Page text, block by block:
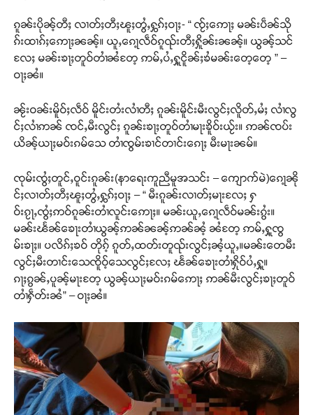
ၵူၼ်းပိုၼ့်တီႈ လၢတ်ႈတီႈၽူႈတွႆႇႁွၵ်ႈဝႃႈ- “ ၸႂ်ႈဢေႃႈ မၼ်းပဵၼ်သို
ၵ်းထၢၵ်ႈဢေႃႈၼၼ့်။ ယူႇၵေႃ့လဵဝ်ၵူၺ်းတီႈႁိူၼ်းၼၼ့်။ ယွၼ့်သင်
လႄႈ မၼ်းၶႃႈတူဝ်တၢႆၼႆတႄ့ ဢမ်ႇပႆႇႁူ့ငိူၼ်ႈၶႆမၼ်းတေ့တေ့ ” –
ဝႃႈၼႆ။
ၼႂ်းဝၼ်းမိူဝ်ႈလဵဝ် မိူင်းတႆးလၢႆတီႈ ၵူၼ်းမိူင်းမီးလွင်ႈလိူတ်ႇမႆႈ လၢႆလွ
င်ႈလၢႆဢၼ် ၸင်ႇမီးလွင်ႈ ၵူၼ်းၶႃႈတူဝ်တၢႆမႃးၶိူဝ်းယႂ်း။ ဢၼ်ၸပ်း
ယိၼ့်ယႃႈမဝ်းၵမ်သေ တၢႆၸွမ်းၶၢင်တၢင်းၵေႃႈ မီးမႃးၼမ်။
ၸုမ်းၸွႆႈတူင်ႇဝူင်းၵူၼ်း(နာရေးကူညီမူအသင်း – ကျောက်မဲ)ၵေႃ့ၼို
င်ႈလၢတ်ႈတီႈၽူႈတွႆႇႁွၵ်ႈဝႃႈ – “ မီးၵူၼ်းလၢတ်ႈမႃးလႄႈ ႁ
ဝ်းၵႂႃႇၸွႆႈဢဝ်ၵူၼ်းတၢႆလူင်းဢေႃႈ။ မၼ်းယူႇၵေႃ့လဵဝ်မၼ်းၵွႆး။
မၼ်းၽႅၼ်ၶေႃးတၢႆယွၼ့်ဢၼ်ၼၼ့်ဢၼ်ၼႆ့ ၼႆတႄ့ ဢမ်ႇႁူ့ၸွ
မ်းၶႃႈ။ ပလိၵ်ႈၶဝ် တိုၵ့် ၵူတ်ႇထတ်းတူၺ်းလွင်ႈၼႆ့ယူႇ။မၼ်းတေမီး
လွင်ႈမီးတၢင်းသေၸိူဝ့်သေလွင်ႈလႄႈ ၽႅၼ်ၶေႃးတၢႆႁိုဝ်ပႆႇႁူ့။
ၵႃႈၵွၼ်ႇပူၼ့်မႃးတႄ့ ယွၼ့်ယႃႈမဝ်းၵမ်ဢေႃႈ ဢၼ်မီးလွင်ႈၶႃႈတူဝ်
တၢႆႁဵတ်းၼႆ” – ဝႃႈၼႆ။